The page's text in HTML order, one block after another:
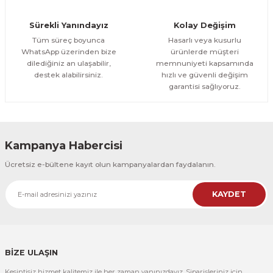
300,00 TL %25
CeSht
CeSht
Pembe Fonlu Good Things Are Coming Yazılı Tek Parça Ahşap Çerçeveli
500,00 TL
Sürekli Yanındayız
Tüm süreç boyunca
WhatsApp üzerinden bize
dilediğiniz an ulaşabilir,
destek alabilirsiniz.
Kolay Değişim
Hasarlı veya kusurlu
ürünlerde müşteri
memnuniyeti kapsamında
hızlı ve güvenli değişim
garantisi sağlıyoruz.
Kampanya Habercisi
Ücretsiz e-bültene kayıt olun kampanyalardan faydalanın.
KAYDET
BİZE ULAŞIN